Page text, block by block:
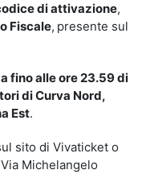
di attivazione,
Fiscale, presente sul
fino alle ore 23.59 di
di Curva Nord,
Est.
sito di Vivaticket o
Michelangelo